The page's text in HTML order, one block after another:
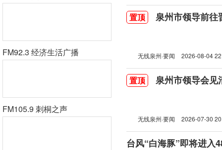
FM92.3 经济生活广播
FM105.9 刺桐之声
置顶 泉州市领导前往
无线泉州·要闻 2026-08-04
置顶 泉州市领导会见
无线泉州·要闻 2026-07-30
台风“白海豚”即将进入